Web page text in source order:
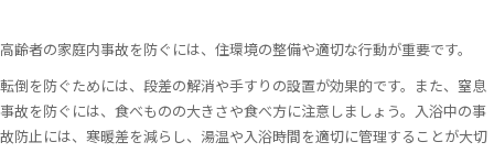
高齢者の家庭内事故を防ぐには、住環境の整備や適切な行動が重要です。
転倒を防ぐためには、段差の解消や手すりの設置が効果的です。また、窒息
事故を防ぐには、食べものの大きさや食べ方に注意しましょう。入浴中の事
故防止には、寒暖差を減らし、湯温や入浴時間を適切に管理することが大切